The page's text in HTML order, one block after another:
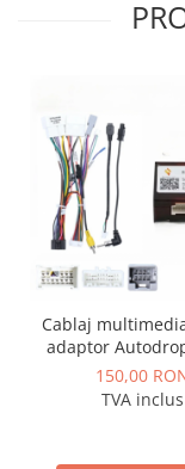
Cablaj
adaptor
Logan / Sandero
Navigatii
150,00
TVA inclus